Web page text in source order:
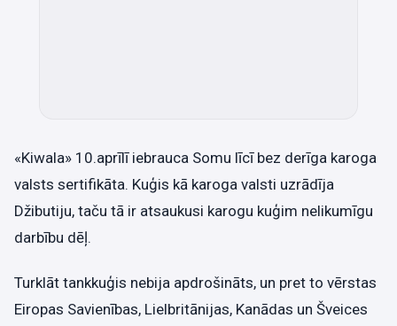
«Kiwala» 10.aprīlī iebrauca Somu līcī bez derīga karoga
valsts sertifikāta. Kuģis kā karoga valsti uzrādīja
Džibutiju, taču tā ir atsaukusi karogu kuģim nelikumīgu
darbību dēļ.
Turklāt tankkuģis nebija apdrošināts, un pret to vērstas
Eiropas Savienības, Lielbritānijas, Kanādas un Šveices